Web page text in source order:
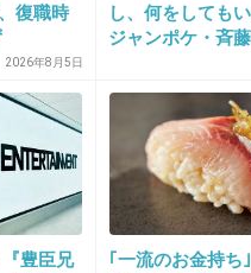
亜依は幸薄そうな顔だ
+146
復職時
2026年8月5日
し、何をしても
ジャンポケ・斉
『豊臣兄
｢一流のお金持ち